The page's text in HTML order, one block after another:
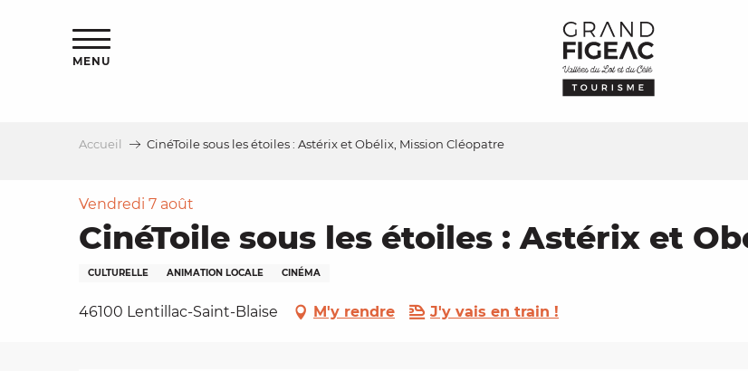
MENU
Accueil CinéToile sous les étoiles : Astérix et Obélix, Mission Cléopatre
Vendredi 7 août
CinéToile sous les étoiles : Astérix et
CULTURELLE ANIMATION LOCALE CINÉMA
46100 Lentillac-Saint-Blaise M'y rendre J'y vais en train !